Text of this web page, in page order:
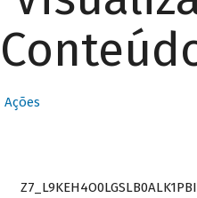
Ações